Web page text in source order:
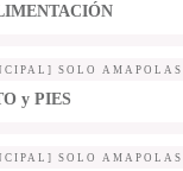
SOLO AMAPOLAS
y PIES
SOLO AMAPOLAS